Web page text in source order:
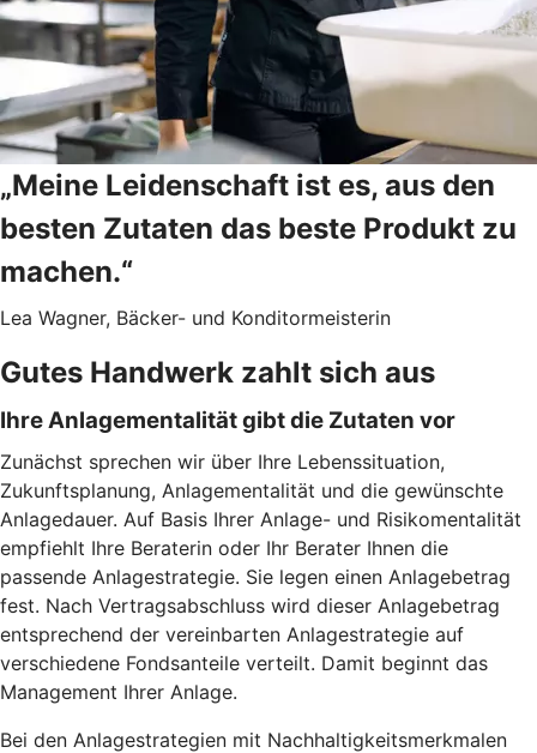
„Meine Leidenschaft ist es, aus den
besten Zutaten das beste Produkt zu
machen.“
Lea Wagner, Bäcker- und Konditormeisterin
Gutes Handwerk zahlt sich aus
Ihre Anlagementalität gibt die Zutaten vor
Zunächst sprechen wir über Ihre Lebenssituation,
Zukunftsplanung, Anlagementalität und die gewünschte
Anlagedauer. Auf Basis Ihrer Anlage- und Risikomentalität
empfiehlt Ihre Beraterin oder Ihr Berater Ihnen die
passende Anlagestrategie. Sie legen einen Anlagebetrag
fest. Nach Vertragsabschluss wird dieser Anlagebetrag
entsprechend der vereinbarten Anlagestrategie auf
verschiedene Fondsanteile verteilt. Damit beginnt das
Management Ihrer Anlage.
Bei den Anlagestrategien mit Nachhaltigkeitsmerkmalen